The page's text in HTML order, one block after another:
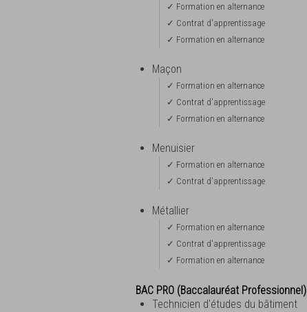
✓ Formation en alternance
✓ Contrat d'apprentissage
✓ Formation en alternance
Maçon
✓ Formation en alternance
✓ Contrat d'apprentissage
✓ Formation en alternance
Menuisier
✓ Formation en alternance
✓ Contrat d'apprentissage
Métallier
✓ Formation en alternance
✓ Contrat d'apprentissage
✓ Formation en alternance
BAC PRO (Baccalauréat Professionnel)
Technicien d'études du bâtiment